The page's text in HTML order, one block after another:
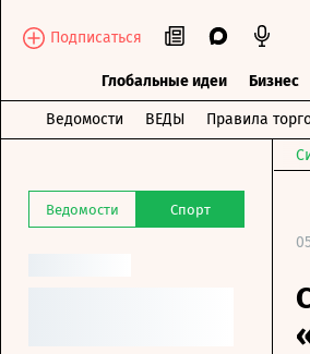
Подписаться
Глобальные идеи Бизнес
Ведомости ВЕДЫ Правила
Ведомости Спорт